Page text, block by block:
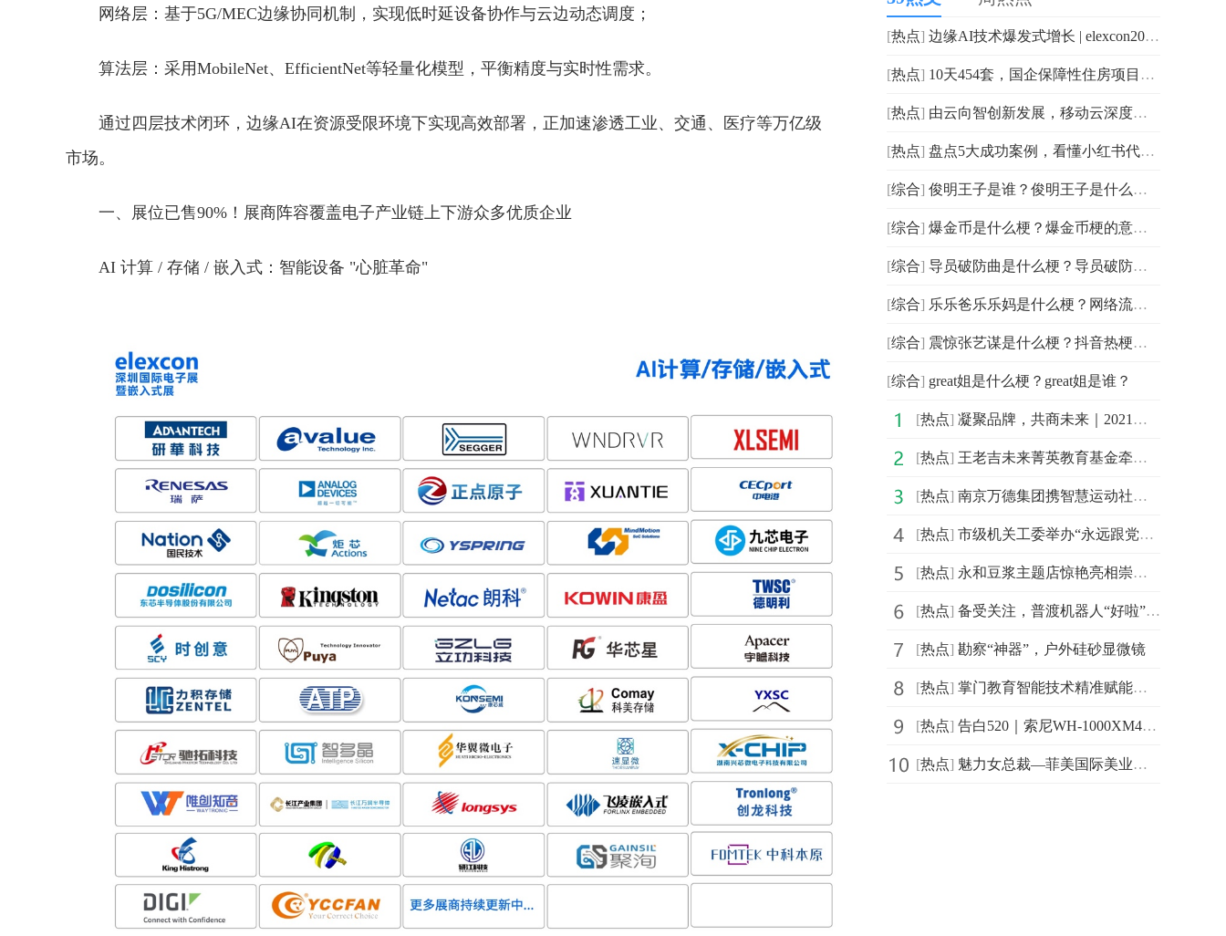
网络层：基于5G/MEC边缘协同机制，实现低时延设备协作与云边动态调度；
算法层：采用MobileNet、EfficientNet等轻量化模型， 平衡精度与实时性需求。
通过四层技术闭环，边缘AI在资源受限环境下实现高效部署，正加速渗透工业、交通、医疗等万亿级
市场。
一、展位已售90%！展商阵容覆盖电子产业链上下游众多优质企业
AI 计算 / 存储 / 嵌入式：智能设备 "心脏革命"
[热点] 边缘AI技术爆发式增长 | elexcon2025深圳国际电子展90%
[热点] 10天454套，国企保障性住房项目背后的量房黑科技
[热点] 由云向智创新发展，移动云深度激活AI时代价值潜能
[热点] 盘点5大成功案例，看懂小红书代运营如何用KOS低成本种草
[综合] 俊明王子是谁？俊明王子是什么梗？
[综合] 爆金币是什么梗？爆金币梗的意思介绍
[综合] 导员破防曲是什么梗？导员破防曲梗的意思介绍
[综合] 乐乐爸乐乐妈是什么梗？网络流行语乐乐爸乐乐妈介绍
[综合] 震惊张艺谋是什么梗？抖音热梗震惊张艺谋的意思介绍
[综合] great姐是什么梗？great姐是谁？
[热点] 凝聚品牌，共商未来｜2021中国企业品牌建设峰会暨媒体发
[热点] 王老吉未来菁英教育基金牵手汕头大学首设 “刺柠吉奖学
[热点] 南京万德集团携智慧运动社区解决方案精彩亮相2021体博会
[热点] 市级机关工委举办“永远跟党走，建功新时代”庆祝建党百
[热点] 永和豆浆主题店惊艳亮相崇明花博会，成新晋网红打卡地
[热点] 备受关注，普渡机器人“好啦”亮相2021中国连锁餐饮峰会
[热点] 勘察“神器”，户外硅砂显微镜
[热点] 掌门教育智能技术精准赋能个性化教学 品质课程助力信息
[热点] 告白520｜索尼WH-1000XM4头戴降噪耳机静谧白限量版心动发布
[热点] 魅力女总裁—菲美国际美业综合平台创始人，菲菲！